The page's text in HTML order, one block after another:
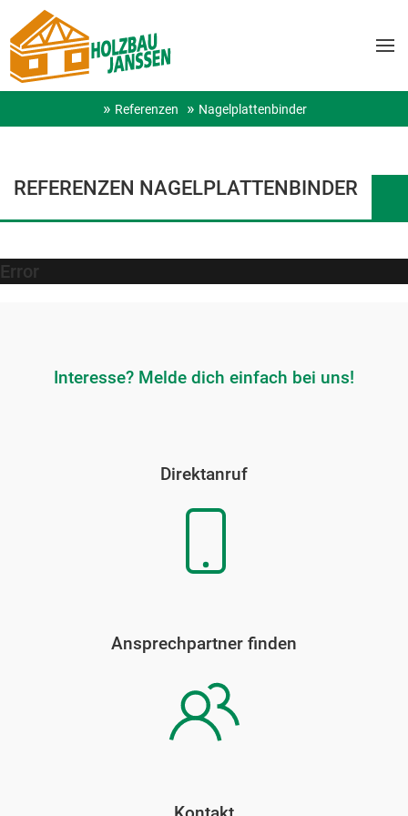
Referenzen Nagelplattenbinder
REFERENZEN NAGELPLATTENBINDER
Error
Interesse? Melde dich einfach bei uns!
Direktanruf
Ansprechpartner finden